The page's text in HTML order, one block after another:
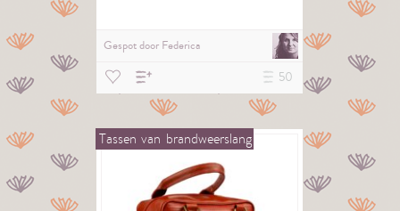
Gespot door Federica
50
Tassen van brandweerslang